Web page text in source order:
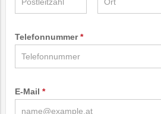
Telefonnummer
E-Mail